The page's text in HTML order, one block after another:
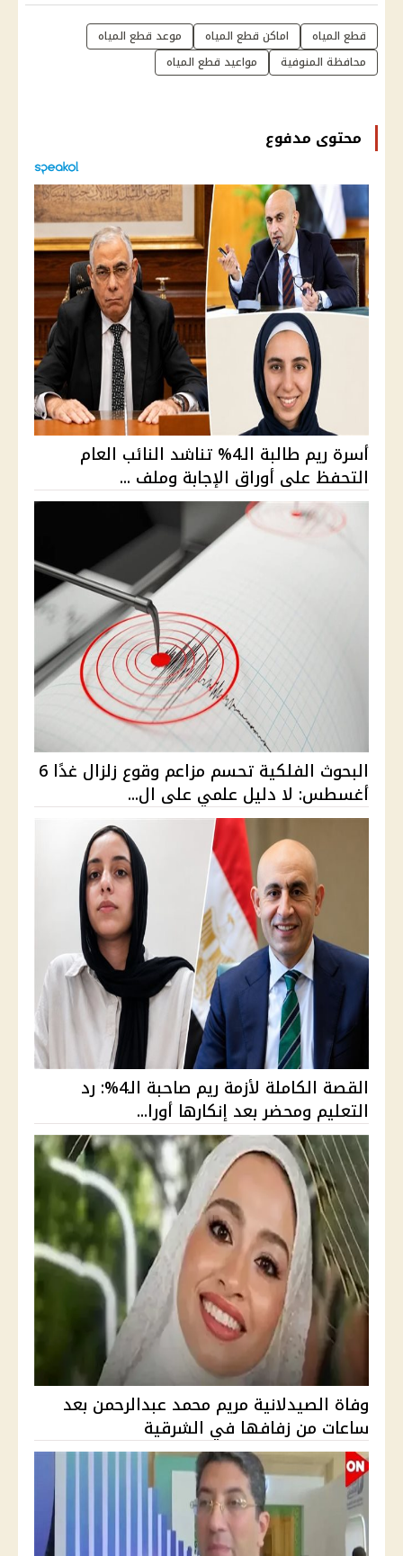
قطع المياه اماكن قطع المياه
موعد قطع المياه
محافظة المنوفية
مواعيد قطع المياه
محتوى مدفوع
أسرة ريم طالبة الـ4% تناشد النائب العام
التحفظ على أوراق الإجابة وملف ...
البحوث الفلكية تحسم مزاعم وقوع زلزال غدًا 6
أغسطس: لا دليل علمي على ال...
القصة الكاملة لأزمة ريم صاحبة الـ4%: رد
التعليم ومحضر بعد إنكارها أورا...
وفاة الصيدلانية مريم محمد عبدالرحمن بعد
ساعات من زفافها في الشرقية